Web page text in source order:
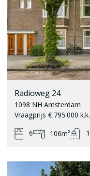
Radioweg 24
1098 NH Amsterdam
Vraagprijs € 795.000 k.k.
6
106m² 1